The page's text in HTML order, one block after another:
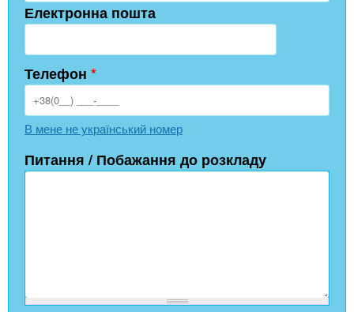
Електронна пошта
Телефон *
В мене не український номер
Питання / Побажання до розкладу